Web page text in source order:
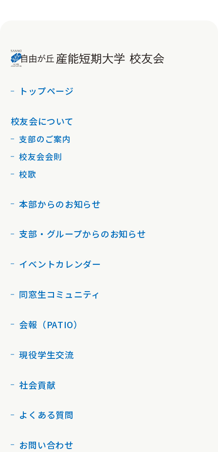
トップページ
校友会について
支部のご案内
校友会会則
校歌
本部からのお知らせ
支部・グループからのお知らせ
イベントカレンダー
同窓生コミュニティ
会報（PATIO）
現役学生交流
社会貢献
よくある質問
お問い合わせ